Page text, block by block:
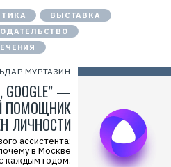
ВЫСТАВКА
МУРТАЗИН
—
ПОМОЩНИК
ЛИЧНОСТИ
ассистента;
в Москве
каждым годом.